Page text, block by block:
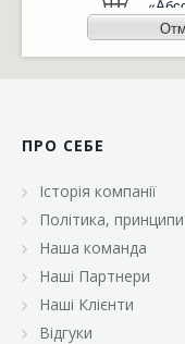
ПРО СЕБЕ
Історія компанії
Політика, принципи
Наша команда
Наші Партнери
Наші Клієнти
Відгуки